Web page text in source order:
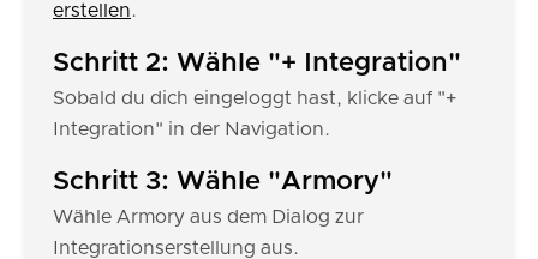
erstellen.
Schritt 2: Wähle "+ Integration"
Sobald du dich eingeloggt hast, klicke auf "+
Integration" in der Navigation.
Schritt 3: Wähle "Armory"
Wähle Armory aus dem Dialog zur
Integrationserstellung aus.